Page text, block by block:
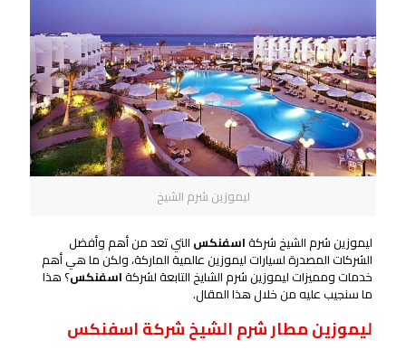
ليموزين شرم الشيخ
ليموزين شرم الشيخ شركةاسفنكس التي تعد من أهم وأفضل
الشركات المصدرة لسيارات ليموزين عالمية الماركة، ولكن ما هي أهم
خدمات ومميزات ليموزين شرم الشايخ التابعة لشركةاسفنكس؟ هذا
ما سنجيب عليه من خلال هذا المقال.
ليموزين مطار شرم الشيخ شركة اسفنكس